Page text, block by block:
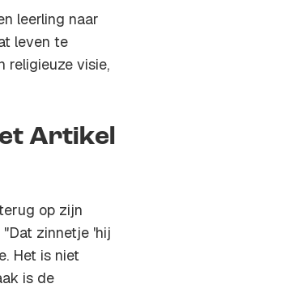
leerling naar
leven te
religieuze visie,
Artikel
op zijn
zinnetje 'hij
Het is niet
is de